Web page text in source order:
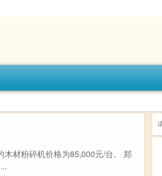
材粉碎机价格为85,000元/台。 郑